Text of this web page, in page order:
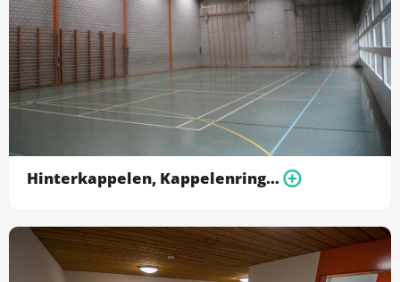
Hinterkappelen, Kappelenring beide Turnhallen